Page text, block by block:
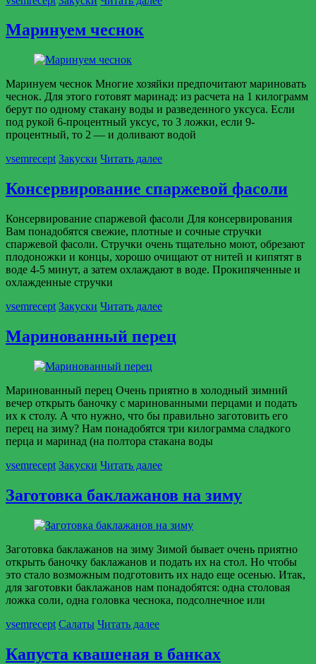
Маринуем чеснок
Маринуем чеснок Многие хозяйки предпочитают мариновать
чеснок. Для этого готовят маринад: из расчета на 1 килограмм
берут по одному стакану воды и разведенного уксуса. Если
под рукой 6-процентный уксус, то 3 ложки, если 9-
процентный, то 2 — и доливают водой
vsemrecept Закуски Читать далее
Консервирование спаржевой фасоли
Консервирование спаржевой фасоли Для консервирования
Вам понадобятся свежие, плотные и сочные стручки
спаржевой фасоли. Стручки очень тщательно моют, обрезают
плодоножки и концы, хорошо очищают от нитей и кипятят в
воде 4-5 минут, а затем охлаждают в воде. Прокипяченные и
охлажденные стручки
vsemrecept Закуски Читать далее
Маринованный перец
Маринованный перец Очень приятно в холодный зимний
вечер открыть баночку с маринованными перцами и подать
их к столу. А что нужно, что бы правильно заготовить его
перец на зиму? Нам понадобятся три килограмма сладкого
перца и маринад (на полтора стакана воды
vsemrecept Закуски Читать далее
Заготовка баклажанов на зиму
Заготовка баклажанов на зиму Зимой бывает очень приятно
открыть баночку баклажанов и подать их на стол. Но чтобы
это стало возможным подготовить их надо еще осенью. Итак,
для заготовки баклажанов нам понадобятся: одна столовая
ложка соли, одна головка чеснока, подсолнечное или
vsemrecept Салаты Читать далее
Капуста квашеная в банках